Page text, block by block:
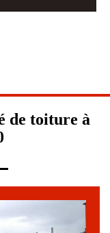
de toiture à